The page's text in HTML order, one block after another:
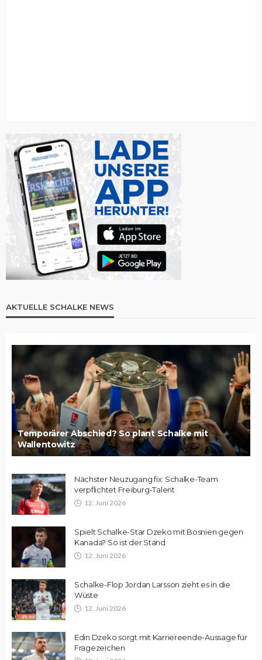
AKTUELLE SCHALKE NEWS
Temporärer Abschied? So plant Schalke mit
Wallentowitz
Nächster Neuzugang fix: Schalke-Team
verpflichtet Freiburg-Talent
12. Juni 2026
Spielt Schalke-Star Dzeko mit Bosnien gegen
Kanada? So ist der Stand
12. Juni 2026
Schalke-Flop Jordan Larsson zieht es in die
Wüste
12. Juni 2026
Edin Dzeko sorgt mit Karriereende-Aussage für
Fragezeichen